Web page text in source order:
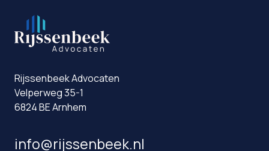
Rijssenbeek Advocaten
Velperweg 35-1
6824 BE Arnhem
info@rijssenbeek.nl